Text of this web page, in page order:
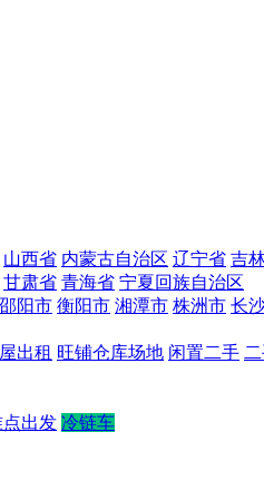
山西省 内蒙古自治区 辽宁省 吉
甘肃省 青海省 宁夏回族自治区
邵阳市 衡阳市 湘潭市 株洲市 长
出租 旺铺仓库场地 闲置二手
点出发 冷链车